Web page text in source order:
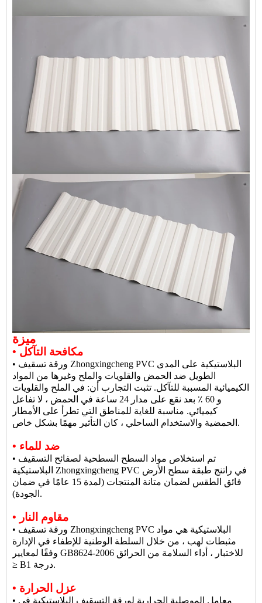
ميزة
• مكافحة التآكل
• ورقة تسقيف Zhongxingcheng PVC البلاستيكية على المدى
الطويل ضد الحمض والقلويات والملح وغيرها من المواد
الكيميائية المسببة للتآكل. تثبت التجارب أن: في الملح والقلويات
و 60 ٪ بعد نقع على مدار 24 ساعة في الحمض ، لا تفاعل
كيميائي. مناسبة للغاية للمناطق التي تطرأ على الأمطار
الحمضية والاستخدام الساحلي ، كان التأثير مهمًا بشكل خاص.
• ضد للماء
• تم استخلاص مواد السطح السطحية لصفائح التسقيف
البلاستيكية Zhongxingcheng PVC في راتنج طبقة سطح الأرض
فائق الطقس لضمان متانة المنتجات (لمدة 15 عامًا في ضمان
الجودة).
• مقاوم النار
• ورقة تسقيف Zhongxingcheng PVC البلاستيكية هي مواد
مثبطات لهب ، من خلال السلطة الوطنية للإطفاء في الإدارة
وفقًا لمعايير GB8624-2006 للاختبار ، أداء السلامة من الحرائق
≥ B1 درجة.
• عزل الحرارة
• معامل الموصلية الحرارية لورقة التسقيف البلاستيكية في